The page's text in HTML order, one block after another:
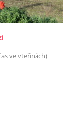
ve vteřinách)